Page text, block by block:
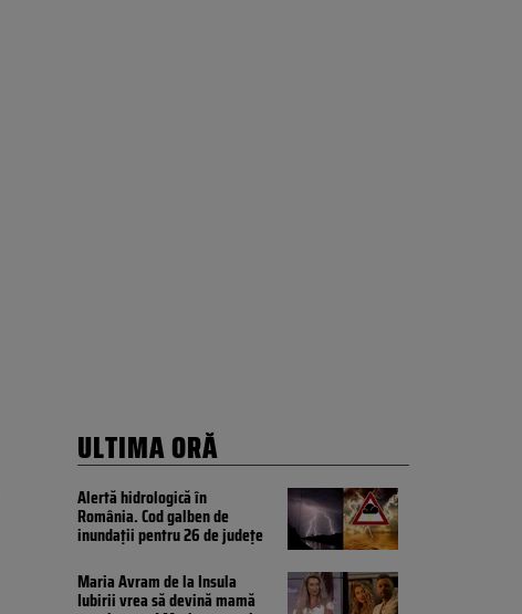
ULTIMA ORĂ
Alertă hidrologică în
România. Cod galben de
inundații pentru 26 de județe
Maria Avram de la Insula
Iubirii vrea să devină mamă